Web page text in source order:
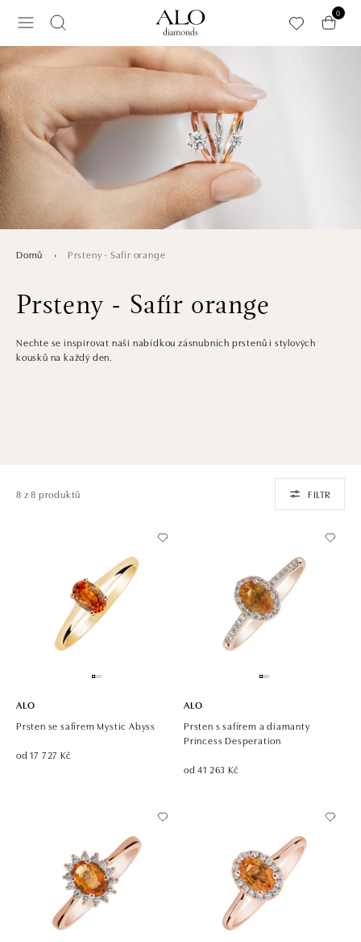
0
Domů Prsteny - Safír orange
Prsteny - Safír orange
Nechte se inspirovat naši nabídkou zásnubních prstenů i stylových
kousků na každý den.
8 z 8 produktů FILTR
ALO
Prsten se safírem Mystic Abyss
od 17 727 Kč
ALO
Prsten s safírem a diamanty
Princess Desperation
od 41 263 Kč